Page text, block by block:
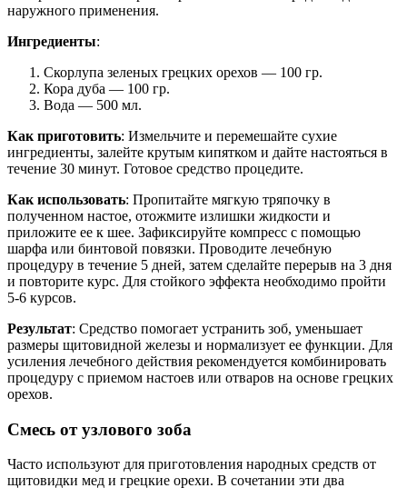
наружного применения.
Ингредиенты:
Скорлупа зеленых грецких орехов — 100 гр.
Кора дуба — 100 гр.
Вода — 500 мл.
Как приготовить: Измельчите и перемешайте сухие
ингредиенты, залейте крутым кипятком и дайте настояться в
течение 30 минут. Готовое средство процедите.
Как использовать: Пропитайте мягкую тряпочку в
полученном настое, отожмите излишки жидкости и
приложите ее к шее. Зафиксируйте компресс с помощью
шарфа или бинтовой повязки. Проводите лечебную
процедуру в течение 5 дней, затем сделайте перерыв на 3 дня
и повторите курс. Для стойкого эффекта необходимо пройти
5-6 курсов.
Результат: Средство помогает устранить зоб, уменьшает
размеры щитовидной железы и нормализует ее функции. Для
усиления лечебного действия рекомендуется комбинировать
процедуру с приемом настоев или отваров на основе грецких
орехов.
Смесь от узлового зоба
Часто используют для приготовления народных средств от
щитовидки мед и грецкие орехи. В сочетании эти два